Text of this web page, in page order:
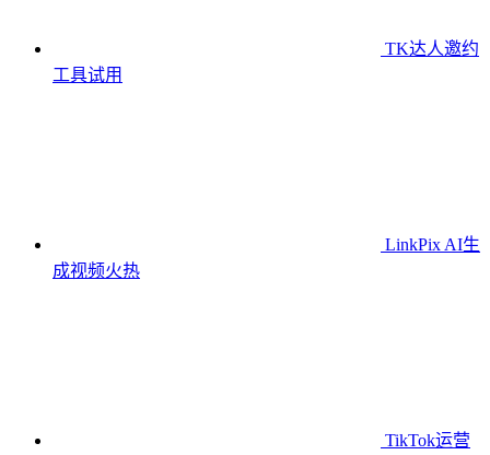
TK达人邀约
工具试用
LinkPix AI生
成视频火热
TikTok运营